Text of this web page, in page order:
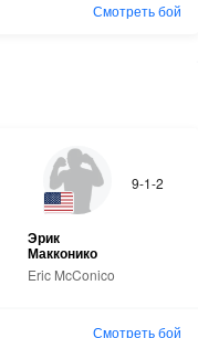
Смотреть бой
Смотреть бой
9-1-2
Эрик
Макконико
Eric McConico